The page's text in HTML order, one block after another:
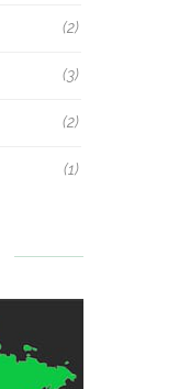
(2)
(3)
(2)
(1)